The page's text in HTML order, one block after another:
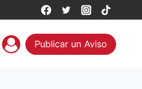
Publicar un Aviso